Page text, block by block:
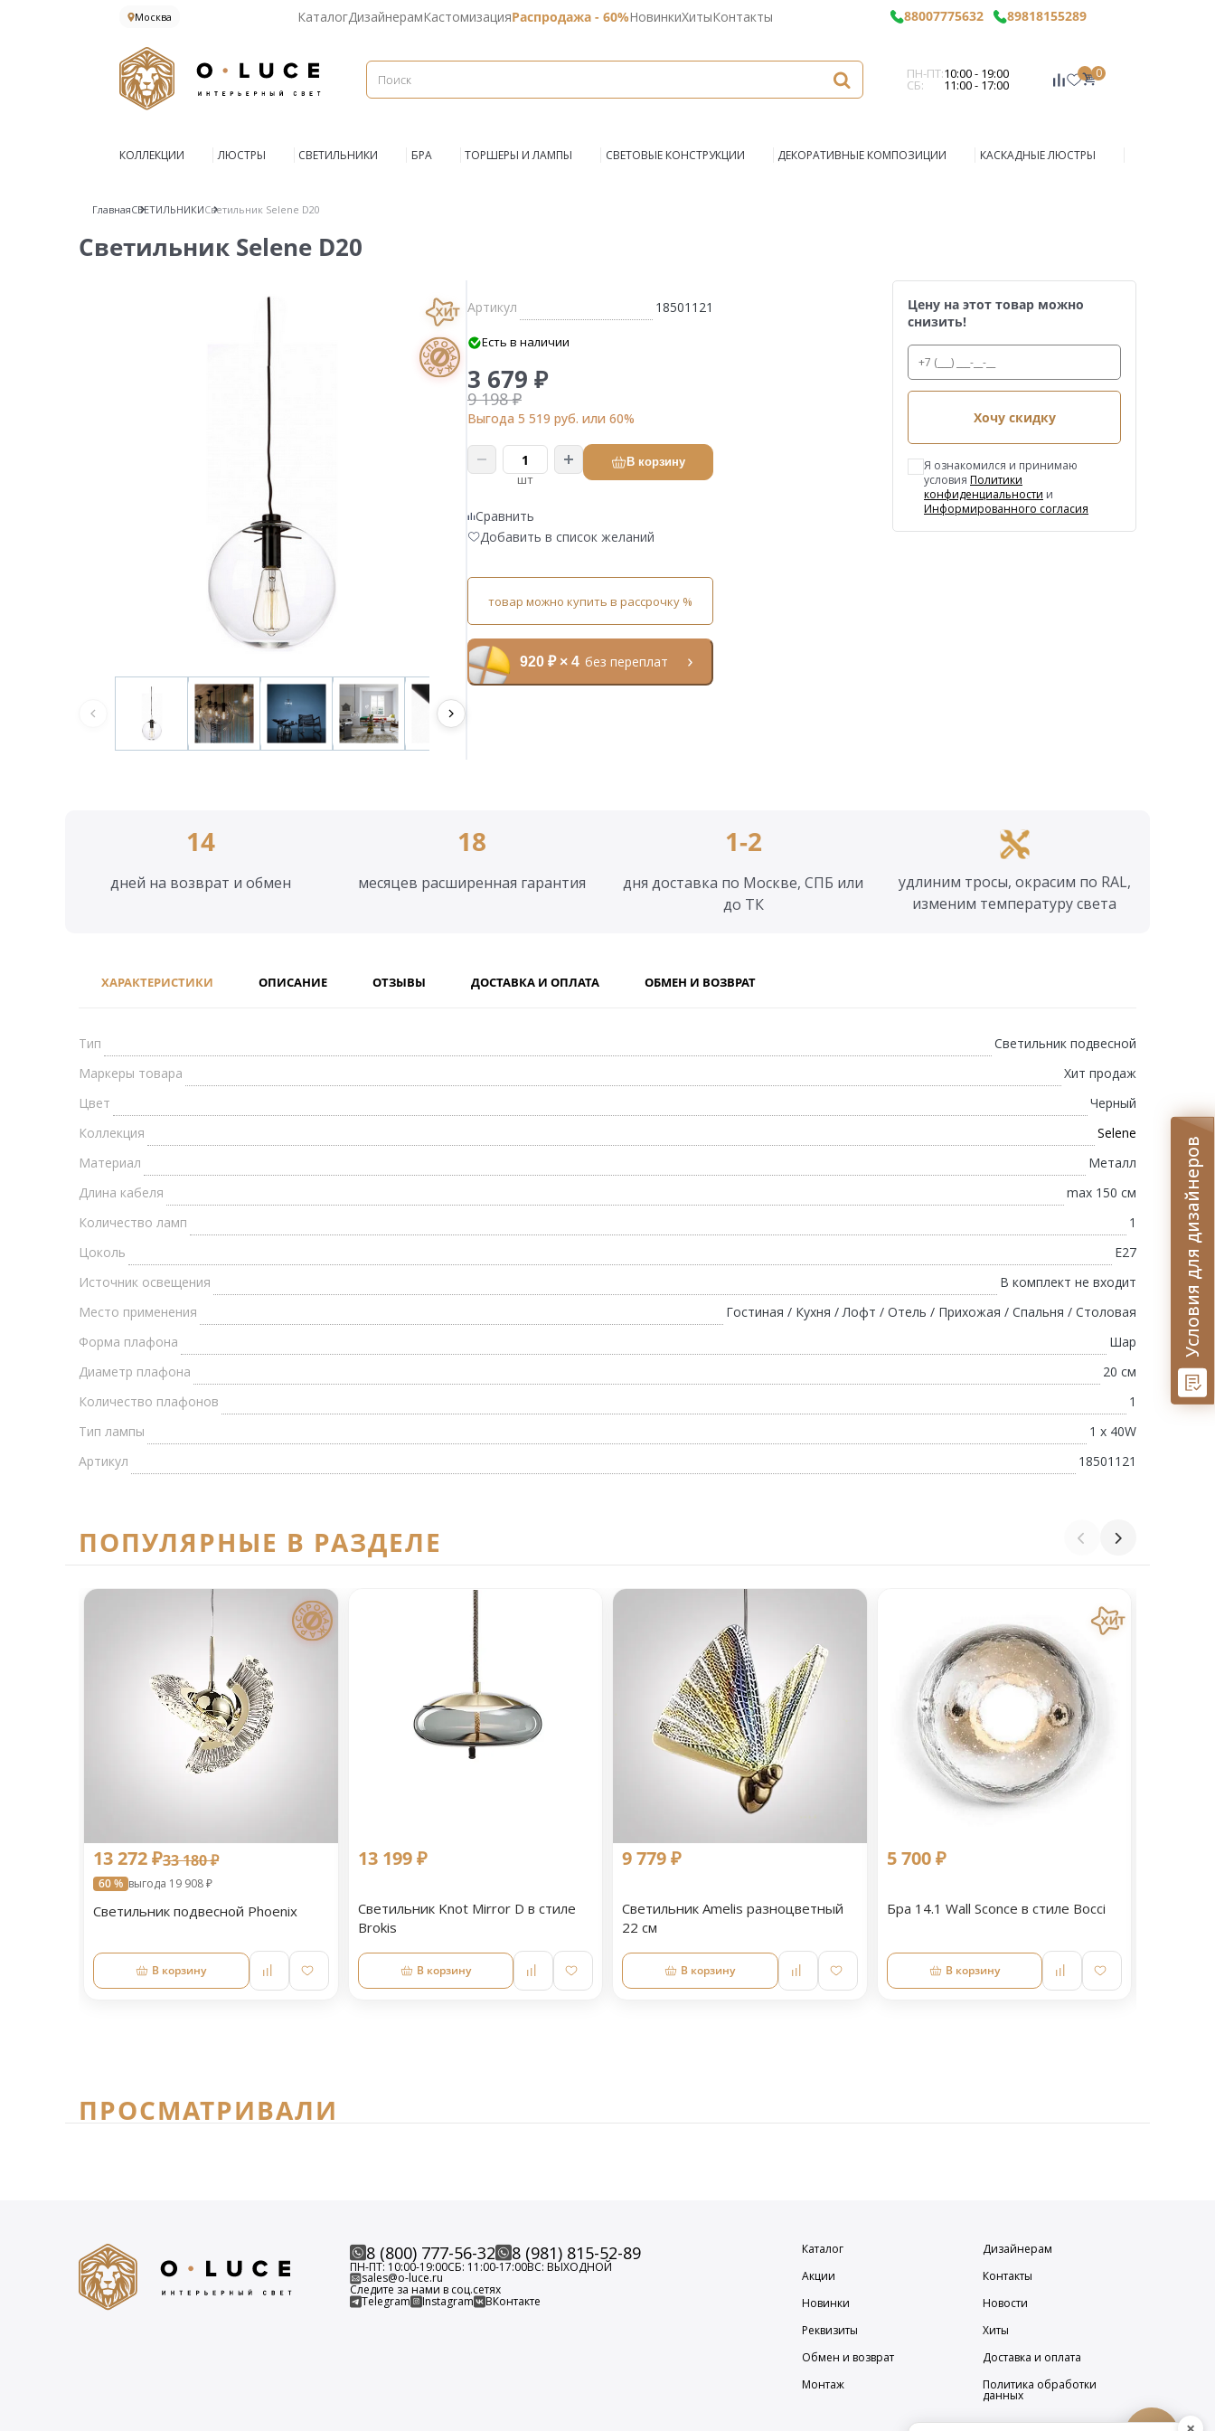
Москва КаталогДизайнерамКастомизацияРаспродажа - 60%НовинкиХитыКонтакты 88007775632 89818155289
ПН-ПТ:10:00 - 19:00
СБ: 11:00 - 17:00
0
КОЛЛЕКЦИИ ЛЮСТРЫ СВЕТИЛЬНИКИ БРА ТОРШЕРЫ И ЛАМПЫ СВЕТОВЫЕ КОНСТРУКЦИИ ДЕКОРАТИВНЫЕ КОМПОЗИЦИИ КАСКАДНЫЕ ЛЮСТРЫ
ГлавнаяСВЕТИЛЬНИКИСветильник Selene D20
Светильник Selene D20
Артикул 18501121
Есть в наличии
3 679 ₽
9 198 ₽
Выгода 5 519 руб. или 60%
шт
В корзину
Сравнить
Добавить в список желаний
товар можно купить в рассрочку %
920 ₽ × 4 без переплат
Цену на этот товар можно
снизить!
Хочу скидку
Я ознакомился и принимаю
условия Политики
конфиденциальности и
Информированного согласия
14
дней на возврат и обмен
18
месяцев расширенная гарантия
1-2
дня доставка по Москве, СПБ или
до ТК
удлиним тросы, окрасим по RAL,
изменим температуру света
ХАРАКТЕРИСТИКИ ОПИСАНИЕ ОТЗЫВЫ ДОСТАВКА И ОПЛАТА ОБМЕН И ВОЗВРАТ
Тип
Светильник подвесной
Маркеры товара
Хит продаж
Цвет
Черный
Коллекция
Selene
Материал
Металл
Длина кабеля
max 150 см
Количество ламп
1
Цоколь
E27
Источник освещения
В комплект не входит
Место применения
Гостиная / Кухня / Лофт / Отель / Прихожая / Спальня / Столовая
Форма плафона
Шар
Диаметр плафона
20 см
Количество плафонов
1
Тип лампы
1 х 40W
Артикул
18501121
ПОПУЛЯРНЫЕ В РАЗДЕЛЕ
13 272 ₽33 180 ₽
60 % выгода 19 908 ₽
Светильник подвесной Phoenix
В корзину
13 199 ₽
Светильник Knot Mirror D в стиле
Brokis
В корзину
9 779 ₽
Светильник Amelis разноцветный
22 см
В корзину
5 700 ₽
Бра 14.1 Wall Sconce в стиле Bocci
В корзину
ПРОСМАТРИВАЛИ
8 (800) 777-56-32 8 (981) 815-52-89
ПН-ПТ: 10:00-19:00СБ: 11:00-17:00ВС: ВЫХОДНОЙ
sales@o-luce.ru
Следите за нами в соц.сетях
Telegram Instagram ВКонтакте
Каталог
Дизайнерам
Акции
Контакты
Новинки
Новости
Реквизиты
Хиты
Обмен и возврат
Доставка и оплата
Монтаж
Политика обработки
данных
Условия для дизайнеров